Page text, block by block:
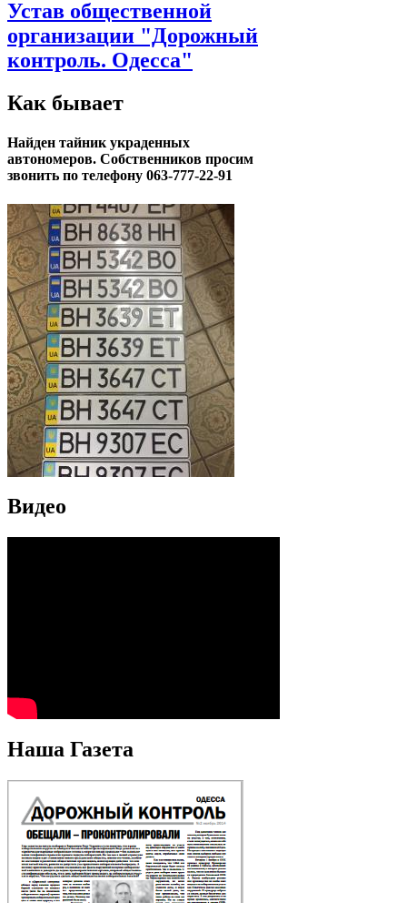
Устав общественной
организации "Дорожный
контроль. Одесса"
Как бывает
Найден тайник украденных
автономеров. Собственников просим
звонить по телефону 063-777-22-91
Видео
Наша Газета